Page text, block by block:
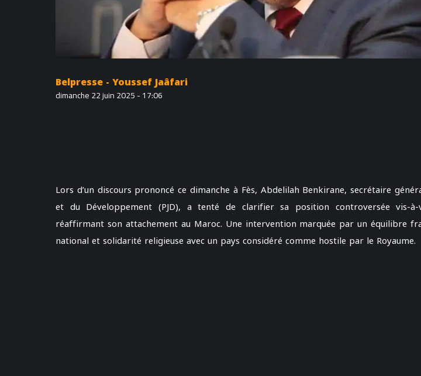
Belpresse - Youssef Jaâfari
dimanche 22 juin 2025 - 17:06
Lors d’un discours prononcé ce dimanche à Fès, Abdelilah Benkirane, secrétaire
et du Développement (PJD), a tenté de clarifier sa position controversée vis-
réaffirmant son attachement au Maroc. Une intervention marquée par un équilibre
national et solidarité religieuse avec un pays considéré comme hostile par le Royaume.